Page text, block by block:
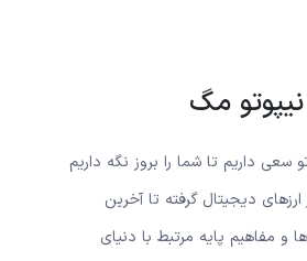
نیپوتو مگ
سعی داریم تا شما را بروز نگه داریم
ارزهای دیجیتال گرفته تا آخرین
و مفاهیم پایه مرتبط با دنیای